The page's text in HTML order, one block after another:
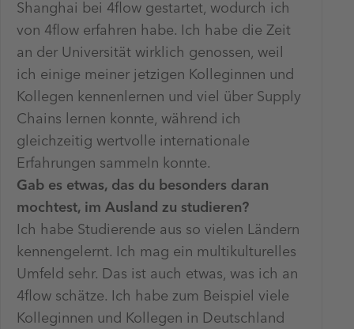
Shanghai bei 4flow gestartet, wodurch ich
von 4flow erfahren habe. Ich habe die Zeit
an der Universität wirklich genossen, weil
ich einige meiner jetzigen Kolleginnen und
Kollegen kennenlernen und viel über Supply
Chains lernen konnte, während ich
gleichzeitig wertvolle internationale
Erfahrungen sammeln konnte.
Gab es etwas, das du besonders daran
mochtest, im Ausland zu studieren?
Ich habe Studierende aus so vielen Ländern
kennengelernt. Ich mag ein multikulturelles
Umfeld sehr. Das ist auch etwas, was ich an
4flow schätze. Ich habe zum Beispiel viele
Kolleginnen und Kollegen in Deutschland